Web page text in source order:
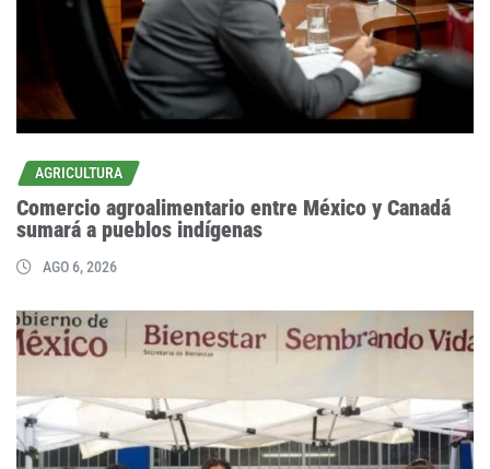
AGRICULTURA
Comercio agroalimentario entre México y Canadá
sumará a pueblos indígenas
AGO 6, 2026